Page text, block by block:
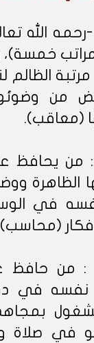
رحمه الله
: مرتبة
من
(معاقب).
: من يحافظ
الظاهرة
في
: من
نفسه في
في صلاة